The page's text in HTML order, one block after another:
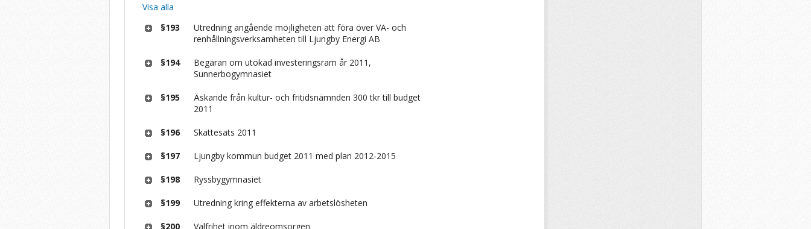
Visa alla
§193
Utredning angående möjligheten att föra över VA- och
renhållningsverksamheten till Ljungby Energi AB
§194
Begäran om utökad investeringsram år 2011,
Sunnerbogymnasiet
§195
Äskande från kultur- och fritidsnämnden 300 tkr till budget
2011
§196 Skattesats 2011
§197 Ljungby kommun budget 2011 med plan 2012-2015
§198 Ryssbygymnasiet
§199 Utredning kring effekterna av arbetslösheten
§200 Valfrihet inom äldreomsorgen